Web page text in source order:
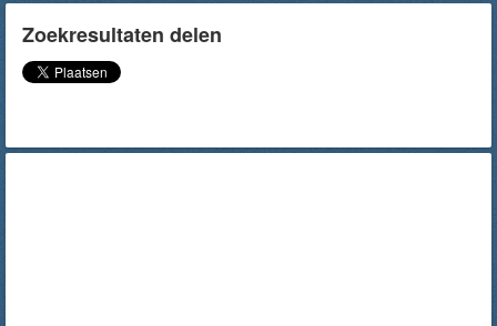
Zoekresultaten delen